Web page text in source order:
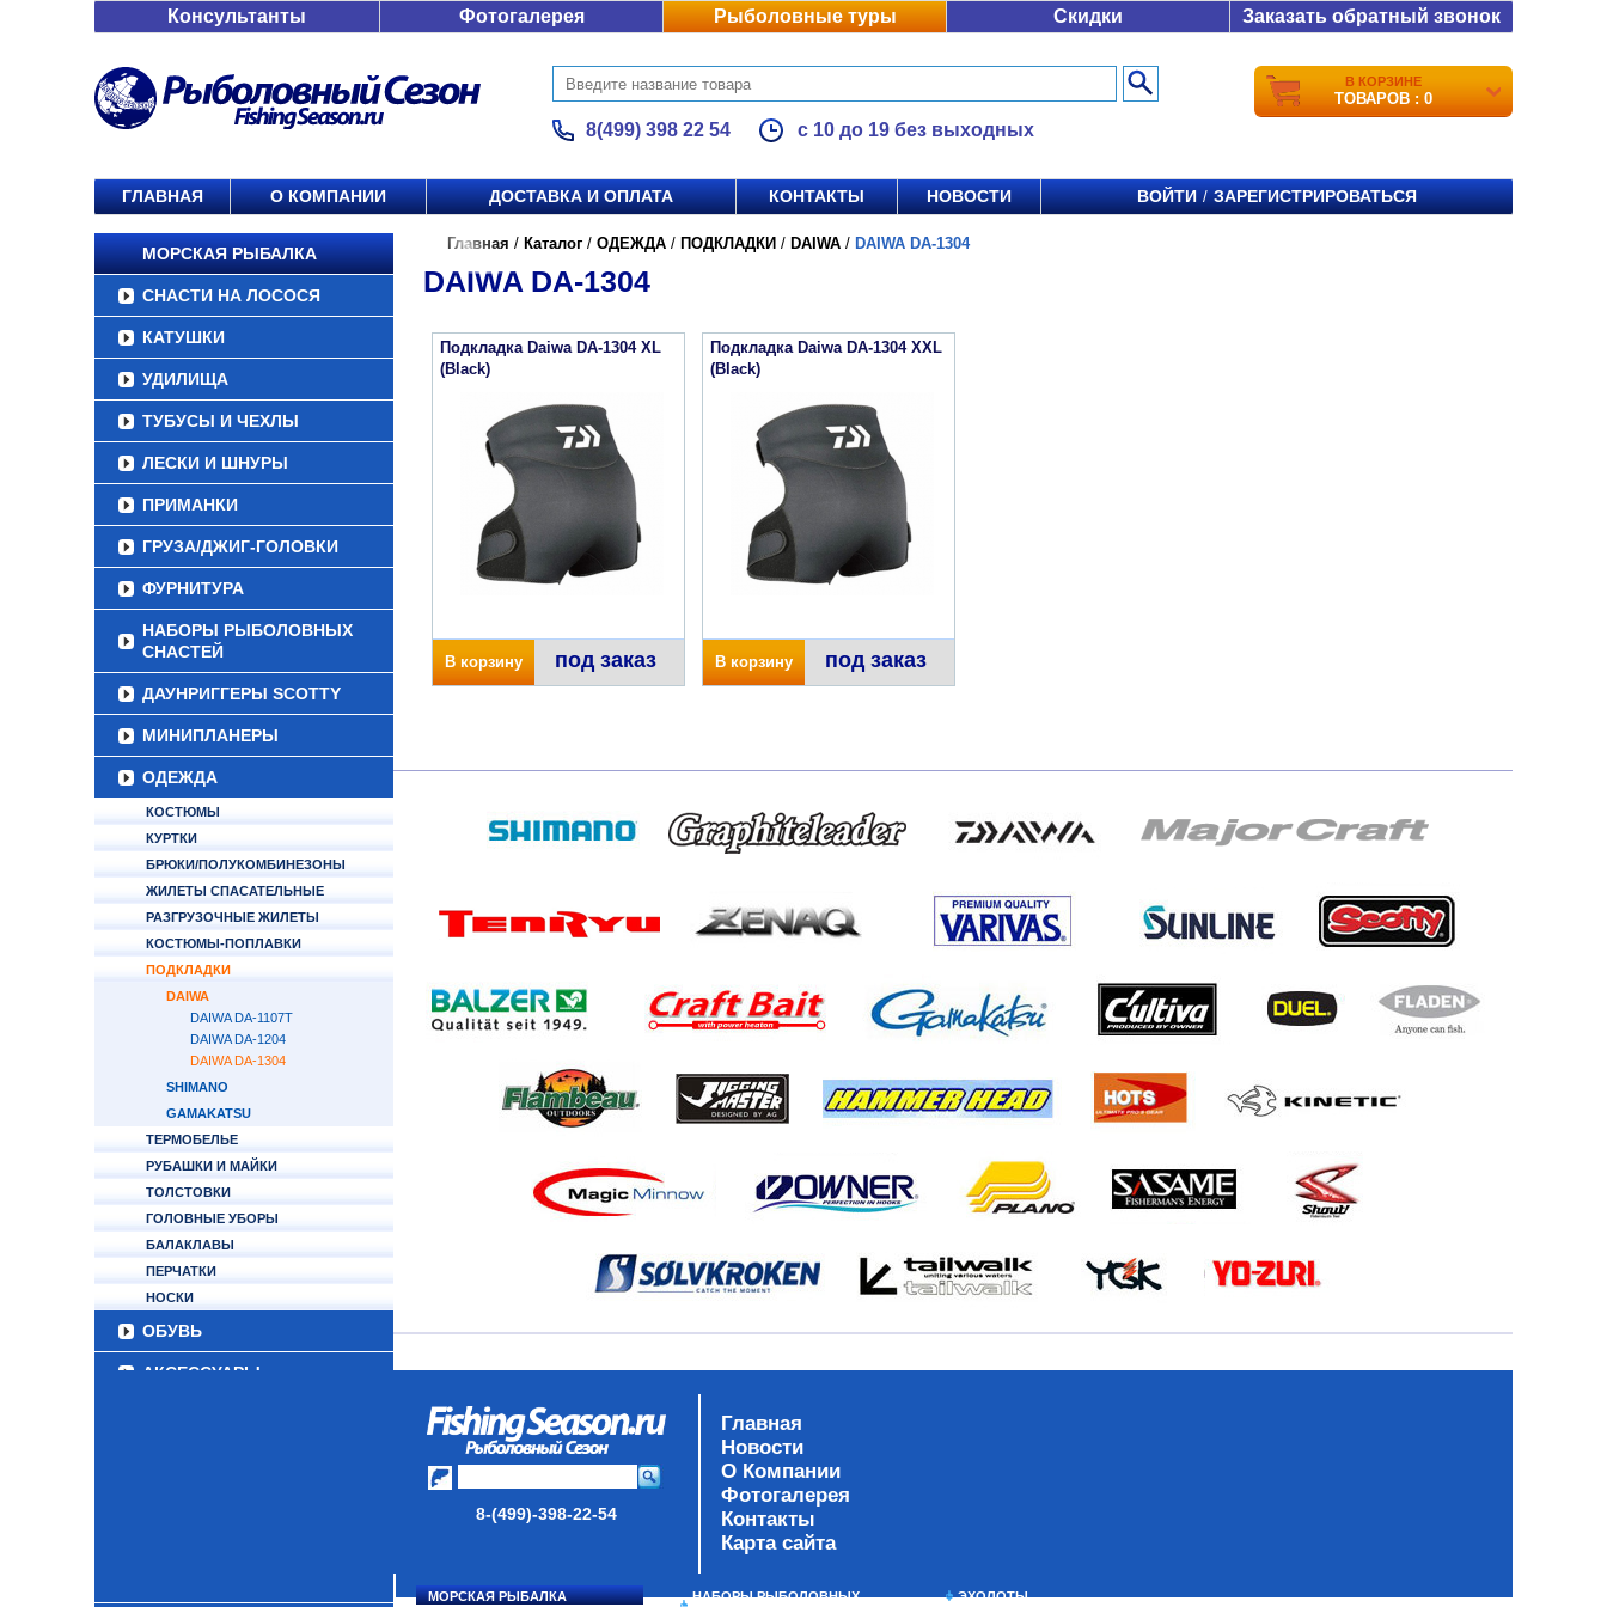
Консультанты Фотогалерея Рыболовные туры Скидки Заказать обратный звонок
8(499) 398 22 54 с 10 до 19 без выходных
В КОРЗИНЕ
ТОВАРОВ : 0
ГЛАВНАЯ О КОМПАНИИ ДОСТАВКА И ОПЛАТА КОНТАКТЫ НОВОСТИ ВОЙТИ / ЗАРЕГИСТРИРОВАТЬСЯ
МОРСКАЯ РЫБАЛКА
СНАСТИ НА ЛОСОСЯ
КАТУШКИ
УДИЛИЩА
ТУБУСЫ И ЧЕХЛЫ
ЛЕСКИ И ШНУРЫ
ПРИМАНКИ
ГРУЗА/ДЖИГ-ГОЛОВКИ
ФУРНИТУРА
НАБОРЫ РЫБОЛОВНЫХ
СНАСТЕЙ
ДАУНРИГГЕРЫ SCOTTY
МИНИПЛАНЕРЫ
ОДЕЖДА
КОСТЮМЫ
КУРТКИ
БРЮКИ/ПОЛУКОМБИНЕЗОНЫ
ЖИЛЕТЫ СПАСАТЕЛЬНЫЕ
РАЗГРУЗОЧНЫЕ ЖИЛЕТЫ
КОСТЮМЫ-ПОПЛАВКИ
ПОДКЛАДКИ
DAIWA
DAIWA DA-1107T
DAIWA DA-1204
DAIWA DA-1304
SHIMANO
GAMAKATSU
ТЕРМОБЕЛЬЕ
РУБАШКИ И МАЙКИ
ТОЛСТОВКИ
ГОЛОВНЫЕ УБОРЫ
БАЛАКЛАВЫ
ПЕРЧАТКИ
НОСКИ
ОБУВЬ
АКСЕССУАРЫ
Главная / Каталог / ОДЕЖДА / ПОДКЛАДКИ / DAIWA / DAIWA DA-1304
DAIWA DA-1304
Подкладка Daiwa DA-1304 XL
(Black)
В корзину под заказ
Подкладка Daiwa DA-1304 XXL
(Black)
В корзину под заказ
8-(499)-398-22-54
Главная
Новости
О Компании
Фотогалерея
Контакты
Карта сайта
МОРСКАЯ РЫБАЛКА НАБОРЫ РЫБОЛОВНЫХ ЭХОЛОТЫ